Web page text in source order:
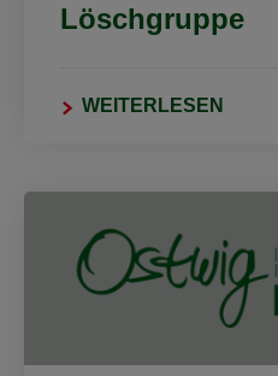
Löschgruppe
WEITERLESEN